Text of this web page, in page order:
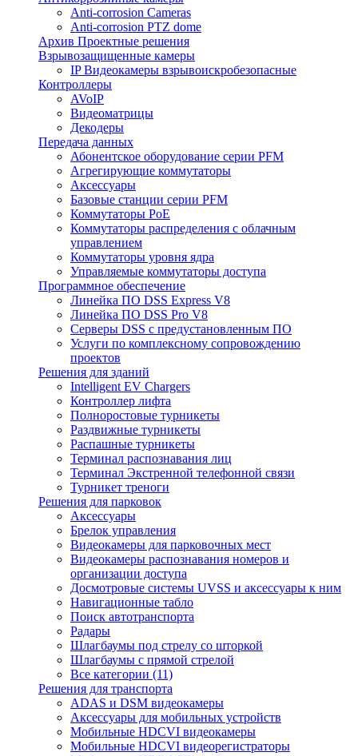
Anti-corrosion Cameras
Anti-corrosion PTZ dome
Архив Проектные решения
Взрывозащищенные камеры
IP Видеокамеры взрывоискробезопасные
Контроллеры
AVoIP
Видеоматрицы
Декодеры
Передача данных
Абонентское оборудование серии PFM
Агрегирующие коммутаторы
Аксессуары
Базовые станции серии PFM
Коммутаторы PoE
Коммутаторы распределения с облачным
управлением
Коммутаторы уровня ядра
Управляемые коммутаторы доступа
Программное обеспечение
Линейка ПО DSS Express V8
Линейка ПО DSS Pro V8
Серверы DSS с предустановленным ПО
Услуги по комплексному сопровождению
проектов
Решения для зданий
Intelligent EV Chargers
Контроллер лифта
Полноростовые турникеты
Раздвижные турникеты
Распашные турникеты
Терминал распознавания лиц
Терминал Экстренной телефонной связи
Турникет треноги
Решения для парковок
Аксессуары
Брелок управления
Видеокамеры для парковочных мест
Видеокамеры распознавания номеров и
организации доступа
Досмотровые системы UVSS и аксессуары к ним
Навигационные табло
Поиск автотранспорта
Радары
Шлагбаумы под стрелу со шторкой
Шлагбаумы с прямой стрелой
Все категории (11)
Решения для транспорта
ADAS и DSM видеокамеры
Аксессуары для мобильных устройств
Мобильные HDCVI видеокамеры
Мобильные HDCVI видеорегистраторы